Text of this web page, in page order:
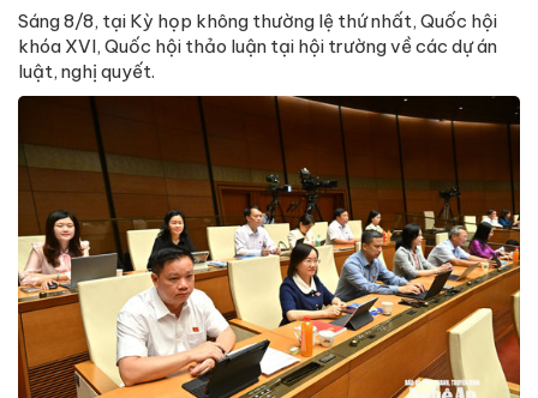
Sáng 8/8, tại Kỳ họp không thường lệ thứ nhất, Quốc hội
khóa XVI, Quốc hội thảo luận tại hội trường về các dự án
luật, nghị quyết.